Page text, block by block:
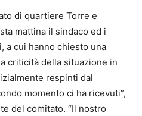
di quartiere Torre e
mattina il sindaco ed i
a cui hanno chiesto una
criticità della situazione in
respinti dal
momento ci ha ricevuti”,
del comitato. “Il nostro